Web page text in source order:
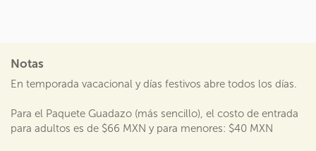
Notas
En temporada vacacional y días festivos abre todos los días.
Para el Paquete Guadazo (más sencillo), el costo de entrada
para adultos es de $66 MXN y para menores: $40 MXN